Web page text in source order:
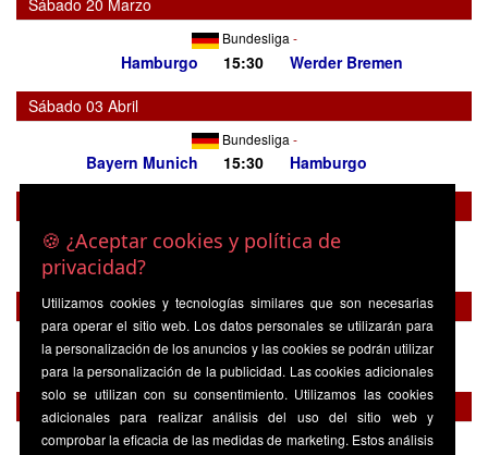
Sábado 20 Marzo
Bundesliga -
Hamburgo 15:30
Werder Bremen
Sábado 03 Abril
Bundesliga -
Bayern Munich 15:30
Hamburgo
Bundesliga -
Hamburgo
Sábado 17 Abril
Bundesliga
Schalke 04 15:30
Hamburgo
Sábado 24 Abril
Bundesliga-
🍪 ¿Aceptar cookies y política de
privacidad?
Utilizamos cookies y tecnologías similares que son necesarias
para operar el sitio web. Los datos personales se utilizarán para
la personalización de los anuncios y las cookies se podrán utilizar
para la personalización de la publicidad. Las cookies adicionales
solo se utilizan con su consentimiento. Utilizamos las cookies
adicionales para realizar análisis del uso del sitio web y
comprobar la eficacia de las medidas de marketing. Estos análisis